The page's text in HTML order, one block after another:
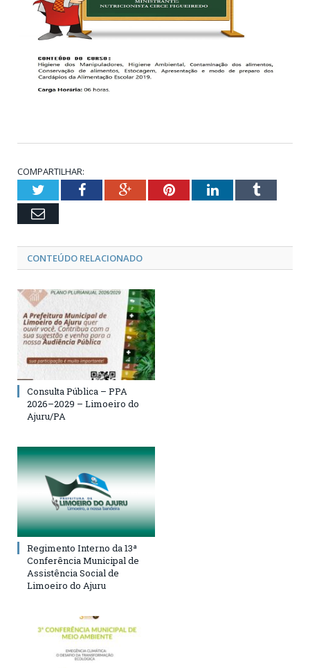
COMPARTILHAR:
TwitterFacebookGoogle+PinterestLinkedInTumblr
Email
CONTEÚDO RELACIONADO
Consulta Pública – PPA
2026–2029 – Limoeiro do
Ajuru/PA
Regimento Interno da 13ª
Conferência Municipal de
Assistência Social de
Limoeiro do Ajuru